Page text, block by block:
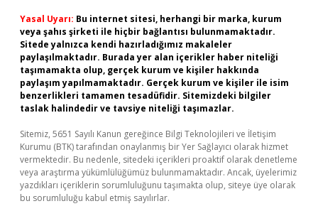
Yasal Uyarı: Bu internet sitesi, herhangi bir marka, kurum
veya şahıs şirketi ile hiçbir bağlantısı bulunmamaktadır.
Sitede yalnızca kendi hazırladığımız makaleler
paylaşılmaktadır. Burada yer alan içerikler haber niteliği
taşımamakta olup, gerçek kurum ve kişiler hakkında
paylaşım yapılmamaktadır. Gerçek kurum ve kişiler ile isim
benzerlikleri tamamen tesadüfidir. Sitemizdeki bilgiler
taslak halindedir ve tavsiye niteliği taşımazlar.
Sitemiz, 5651 Sayılı Kanun gereğince Bilgi Teknolojileri ve İletişim
Kurumu (BTK) tarafından onaylanmış bir Yer Sağlayıcı olarak hizmet
vermektedir. Bu nedenle, sitedeki içerikleri proaktif olarak denetleme
veya araştırma yükümlülüğümüz bulunmamaktadır. Ancak, üyelerimiz
yazdıkları içeriklerin sorumluluğunu taşımakta olup, siteye üye olarak
bu sorumluluğu kabul etmiş sayılırlar.